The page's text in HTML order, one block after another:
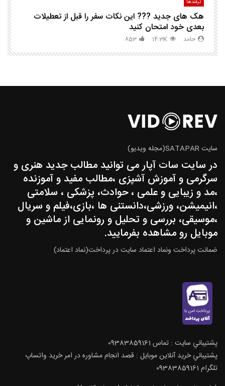
ترفندها
هک های جدید ??️? این نکات سفر را قبل از تعطیلات
بعدی خود امتحان کنید
حامد 14.3K
853
سایت SATAPAR(مجله ویدیو)
در سایت سات آپار می توانید مطالب جدید هنری و
سرگرمی و آموزش آشپزی ،مطالب مفید و آموزنده
،مد و زیبایی و علمی ، حوادث، پزشکی ، سلامتی
،انیمیشن، ورزشی،دانستنی ها ،بازی،فیلم و سریال
،موسیقی، بررسی و تحلیل و رونمایی از ماشین و
موبایل رو مشاهده بفرمایید.
ضمانت پرداخت ونماد اعتماد سایت در پرداخت(نماد اعتماد)
پشتيباني سايت : تماس 09383859161
پشتيباني خريد آنلاين موبايل : قصد انجام مشاوره در امر خرید واتساپ
تلگرام 09383859161